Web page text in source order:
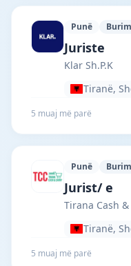
Punë
Klar
Juriste
Klar Sh.P.K
Tiranë,
5 muaj më parë
Punë
Tirana
Jurist/ e
Tirana Cash
Tiranë,
5 muaj më parë